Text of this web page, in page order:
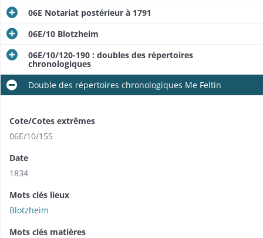
06E Notariat postérieur à 1791
06E/10 Blotzheim
06E/10/120-190 : doubles des répertoires
chronologiques
Double des répertoires chronologiques Me Feltin
Cote/Cotes extrêmes
06E/10/155
Date
1834
Mots clés lieux
Blotzheim
Mots clés matières